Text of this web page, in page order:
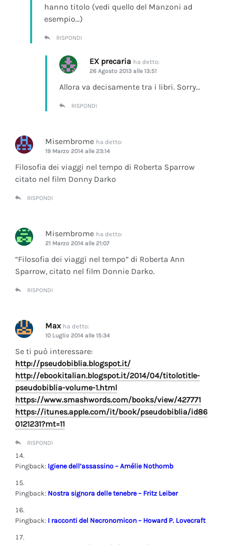
hanno titolo (vedi quello del Manzoni ad
esempio…)
RISPONDI
EX precaria ha detto:
26 Agosto 2013 alle 13:51
Allora va decisamente tra i libri. Sorry…
RISPONDI
Misembrome ha detto:
19 Marzo 2014 alle 23:14
Filosofia dei viaggi nel tempo di Roberta Sparrow
citato nel film Donny Darko
RISPONDI
Misembrome ha detto:
21 Marzo 2014 alle 21:07
“Filosofia dei viaggi nel tempo” di Roberta Ann
Sparrow, citato nel film Donnie Darko.
RISPONDI
Max ha detto:
10 Luglio 2014 alle 15:34
Se ti può interessare:
http://pseudobiblia.blogspot.it/
http://ebookitalian.blogspot.it/2014/04/titolotitle-
pseudobiblia-volume-1.html
https://www.smashwords.com/books/view/427771
https://itunes.apple.com/it/book/pseudobiblia/id86
0121231?mt=11
RISPONDI
Pingback: Igiene dell’assassino – Amélie Nothomb
Pingback: Nostra signora delle tenebre – Fritz Leiber
Pingback: I racconti del Necronomicon – Howard P. Lovecraft